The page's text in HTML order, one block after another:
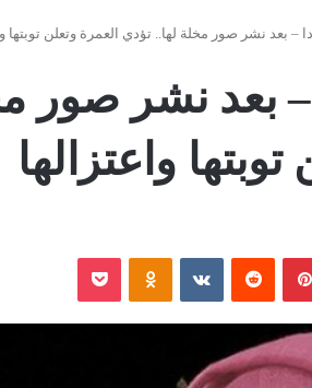
– بعد نشر صور مخلة لها.. تؤدي العمرة وتعلن توبتها
– بعد نشر صور
واعتزالها
بينتيريست Odnoklassniki
بوكيت